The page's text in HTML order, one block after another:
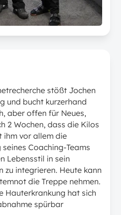
stößt Jochen
und bucht kurzerhand
aber offen für Neues,
2 Wochen, dass die Kilos
ihm vor allem die
Coaching-Teams
Lebensstil in sein
zu integrieren. Heute kann
die Treppe nehmen.
Hauterkrankung hat sich
spürbar